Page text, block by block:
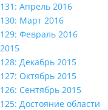
131: Апрель 2016
130: Март 2016
129: Февраль 2016
2015
128: Декабрь 2015
127: Октябрь 2015
126: Сентябрь 2015
125: Достояние области